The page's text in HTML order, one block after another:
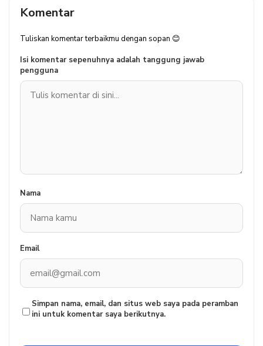
Komentar
Tuliskan komentar terbaikmu dengan sopan 😊
Isi komentar sepenuhnya adalah tanggung jawab
pengguna
Nama
Email
Simpan nama, email, dan situs web saya pada peramban
ini untuk komentar saya berikutnya.